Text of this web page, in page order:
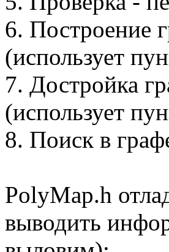
6. Построение
(использует
7. Достройка
(использует
8. Поиск в
PolyMap.h
выводить